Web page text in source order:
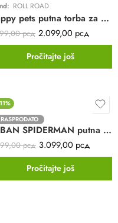
ROLL ROAD
Happy pets putna torba za devojčice Roll Road | pink
рсд 2.099,00 рсд
Pročitajte još
RASPRODATO
URBAN SPIDERMAN putna torba | crvena | 40x25x18
рсд 3.099,00 рсд
Pročitajte još